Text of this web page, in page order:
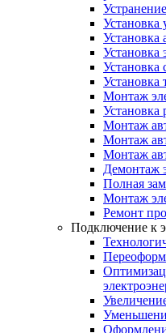
Установка
Установка
Установка
Установка
Установка
Монтаж
Установка
Монтаж
Монтаж
Монтаж
Демонтаж
Полная
Монтаж
Ремонт
Подключение к